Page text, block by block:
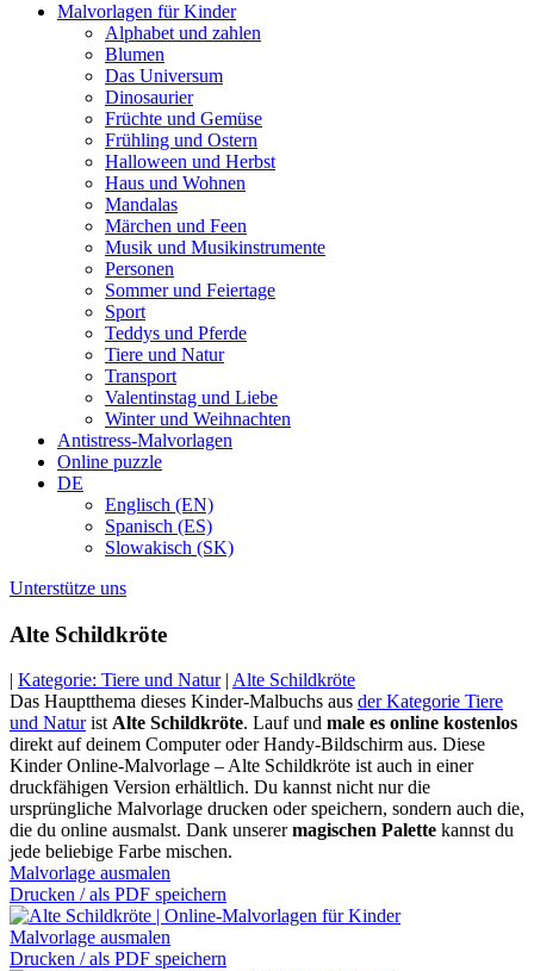
Malvorlagen für Kinder
Alphabet und zahlen
Blumen
Das Universum
Dinosaurier
Früchte und Gemüse
Frühling und Ostern
Halloween und Herbst
Haus und Wohnen
Mandalas
Märchen und Feen
Musik und Musikinstrumente
Personen
Sommer und Feiertage
Sport
Teddys und Pferde
Tiere und Natur
Transport
Valentinstag und Liebe
Winter und Weihnachten
Antistress-Malvorlagen
Online puzzle
DE
Englisch (EN)
Spanisch (ES)
Slowakisch (SK)
Unterstütze uns
Alte Schildkröte
| Kategorie: Tiere und Natur| Alte Schildkröte
Das Hauptthema dieses Kinder-Malbuchs aus der Kategorie Tiere
und NaturistAlte Schildkröte. Lauf und male es online kostenlos
direkt auf deinem Computer oder Handy-Bildschirm aus. Diese
Kinder Online-Malvorlage – Alte Schildkröte ist auch in einer
druckfähigen Version erhältlich. Du kannst nicht nur die
ursprüngliche Malvorlage drucken oder speichern, sondern auch die,
die du online ausmalst. Dank unserermagischen Palette kannst du
jede beliebige Farbe mischen.
Malvorlage ausmalen
Drucken / als PDF speichern
Malvorlage ausmalen
Drucken / als PDF speichern